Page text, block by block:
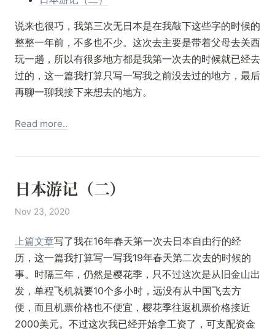
说来也很巧，我第三次无日本是在我敲下这些字的时候的
整整一年前，不多也不少。这次去主要是带着父母去关西
玩一趟，所以有很多地方都是我第一次去的时候就已经去
过的，这一篇我打算只写一写我之前没去过的地方，最后
再聊一聊我接下来想去的地方。
Read more..
日本游记（二）
Nov 23, 2020
上篇文章写了我在16年春天第一次去日本自由行的经
历，这一篇我打算写一写我19年春天第二次去的时候的
事。时隔三年，仍然是樱花季，只不过这次是从旧金山出
发，单程飞机就要10个多小时，远没有从中国飞去方
便，而且机票价格也不便宜，樱花季往返机票价格接近
2000美元。不过这次我已经开始拿工资了，可支配资金